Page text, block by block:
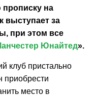
на
выступает за
при этом все
Юнайтед».
клуб пристально
место в